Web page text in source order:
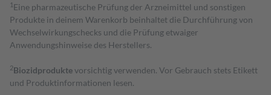
1 Eine pharmazeutische Prüfung der Arzneimittel und sonstigen
Produkte in deinem Warenkorb beinhaltet die Durchführung von
Wechselwirkungschecks und die Prüfung etwaiger
Anwendungshinweise des Herstellers.
2Biozidproduktevorsichtig verwenden. Vor Gebrauch stets Etikett
und Produktinformationen lesen.